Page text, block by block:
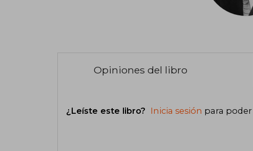
Opiniones del libro
¿Leíste este libro? Inicia sesión para